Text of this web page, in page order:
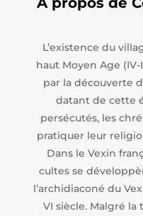
L’existence du
haut Moyen Age
par la découverte
datant de cette
persécutés, les
pratiquer leur
Dans le Vexin
cultes se
l’archidiaconé du
VI siècle. Malgré